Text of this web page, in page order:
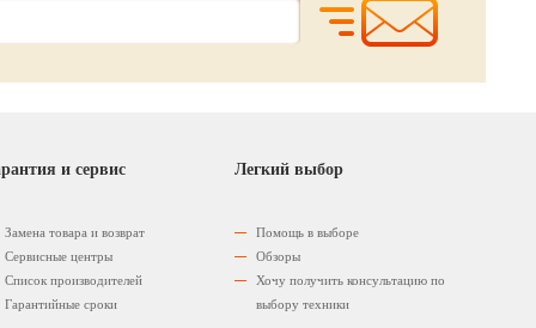
и сервис
Замена товара и возврат
Сервисные центры
Список производителей
Гарантийные сроки
Легкий выбор
Помощь в выборе
Обзоры
Хочу получить консультацию по
выбору техники